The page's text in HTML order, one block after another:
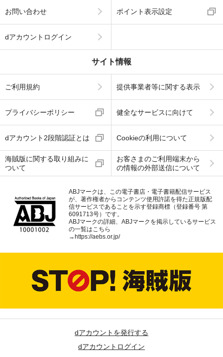
お問い合わせ ポイント表示設定
dアカウントログイン
サイト情報
ご利用規約 提供事業者等に関する表示
プライバシーポリシー 健全なサービスに向けて
dアカウント2段階認証とは Cookieの利用について
海賊版に関する取り組みに
ついて
お客さまのご利用端末から
の情報の外部送信について
ABJマークは、この電子書店・電子書籍配信サービス
が、著作権者からコンテンツ使用許諾を得た正規版配
信サービスであることを示す登録商標（登録番号 第
6091713号）です。
ABJマークの詳細、ABJマークを掲示しているサービス
の一覧はこちら
→ https://aebs.or.jp/
dアカウントを発行する
dアカウントログイン